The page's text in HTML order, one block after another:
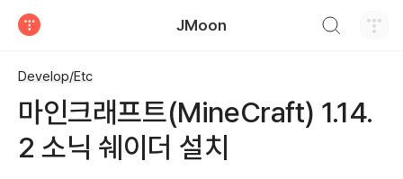
JMoon
Develop/Etc
마인크래프트(MineCraft) 1.14.
2 소닉 쉐이더 설치